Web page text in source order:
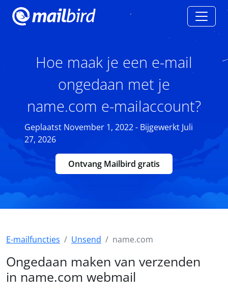
Hoe maak je een e-mail
ongedaan met je
name.com e-mailaccount?
Geplaatst November 1, 2022 - Bijgewerkt Juli
27, 2026
Ontvang Mailbird gratis
E-mailfuncties Unsend name.com
Ongedaan maken van verzenden
in name.com webmail